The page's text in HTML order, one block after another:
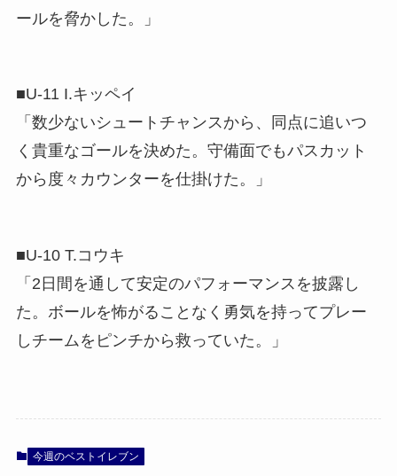
ールを脅かした。」
■U-11 I.キッペイ
「数少ないシュートチャンスから、同点に追いつ
く貴重なゴールを決めた。守備面でもパスカット
から度々カウンターを仕掛けた。」
■U-10 T.コウキ
「2日間を通して安定のパフォーマンスを披露し
た。ボールを怖がることなく勇気を持ってプレー
しチームをピンチから救っていた。」
今週のベストイレブン